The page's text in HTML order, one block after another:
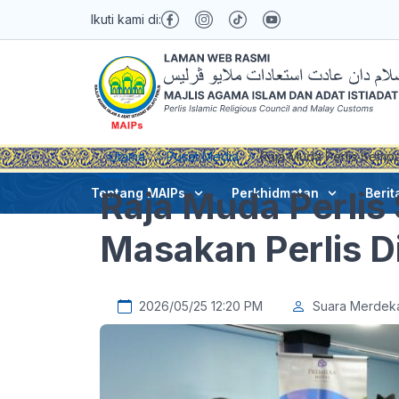
Ikuti kami di:
Tentang MAIPs Perkhidmatan
Utama Pusat Media Raja Muda Perlis
Raja Muda
Masakan Perlis
2026/05/25 12:20 PM Suara